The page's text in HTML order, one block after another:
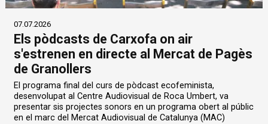
07.07.2026
Els pòdcasts de Carxofa on air
s'estrenen en directe al Mercat de Pagès
de Granollers
El programa final del curs de pòdcast ecofeminista,
desenvolupat al Centre Audiovisual de Roca Umbert, va
presentar sis projectes sonors en un programa obert al públic
en el marc del Mercat Audiovisual de Catalunya (MAC)